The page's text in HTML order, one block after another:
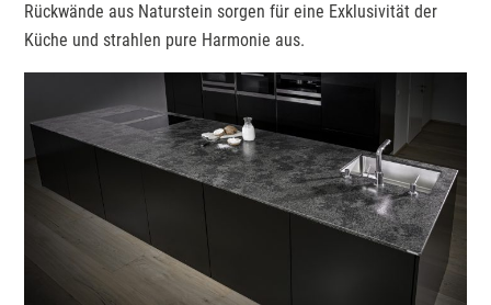
Rückwände aus Naturstein sorgen für eine Exklusivität der
Küche und strahlen pure Harmonie aus.